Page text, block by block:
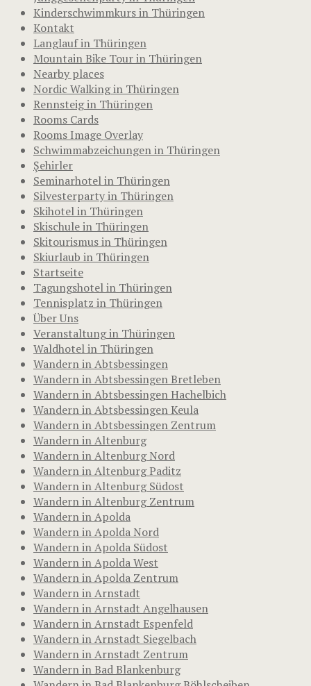
Kinderschwimmkurs in Thüringen
Kontakt
Langlauf in Thüringen
Mountain Bike Tour in Thüringen
Nearby places
Nordic Walking in Thüringen
Rennsteig in Thüringen
Rooms Cards
Rooms Image Overlay
Schwimmabzeichungen in Thüringen
Şehirler
Seminarhotel in Thüringen
Silvesterparty in Thüringen
Skihotel in Thüringen
Skischule in Thüringen
Skitourismus in Thüringen
Skiurlaub in Thüringen
Startseite
Tagungshotel in Thüringen
Tennisplatz in Thüringen
Über Uns
Veranstaltung in Thüringen
Waldhotel in Thüringen
Wandern in Abtsbessingen
Wandern in Abtsbessingen Bretleben
Wandern in Abtsbessingen Hachelbich
Wandern in Abtsbessingen Keula
Wandern in Abtsbessingen Zentrum
Wandern in Altenburg
Wandern in Altenburg Nord
Wandern in Altenburg Paditz
Wandern in Altenburg Südost
Wandern in Altenburg Zentrum
Wandern in Apolda
Wandern in Apolda Nord
Wandern in Apolda Südost
Wandern in Apolda West
Wandern in Apolda Zentrum
Wandern in Arnstadt
Wandern in Arnstadt Angelhausen
Wandern in Arnstadt Espenfeld
Wandern in Arnstadt Siegelbach
Wandern in Arnstadt Zentrum
Wandern in Bad Blankenburg